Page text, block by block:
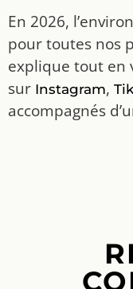
En 2026,
pour toutes nos
explique tout en
sur Instagram,
accompagnés